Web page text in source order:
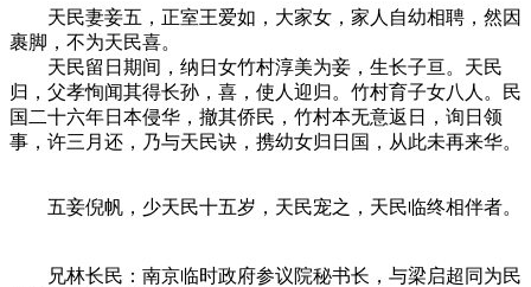
天民妻妾五，正室王爱如，大家女，家人自幼相聘，然因
裹脚，不为天民喜。
天民留日期间，纳日女竹村淳美为妾，生长子亘。天民
归，父孝恂闻其得长孙，喜，使人迎归。竹村育子女八人。民
国二十六年日本侵华，撤其侨民，竹村本无意返日，询日领
事，许三月还，乃与天民诀，携幼女归日国，从此未再来华。
五妾倪帆，少天民十五岁，天民宠之，天民临终相伴者。
兄林长民：南京临时政府参议院秘书长，与梁启超同为民